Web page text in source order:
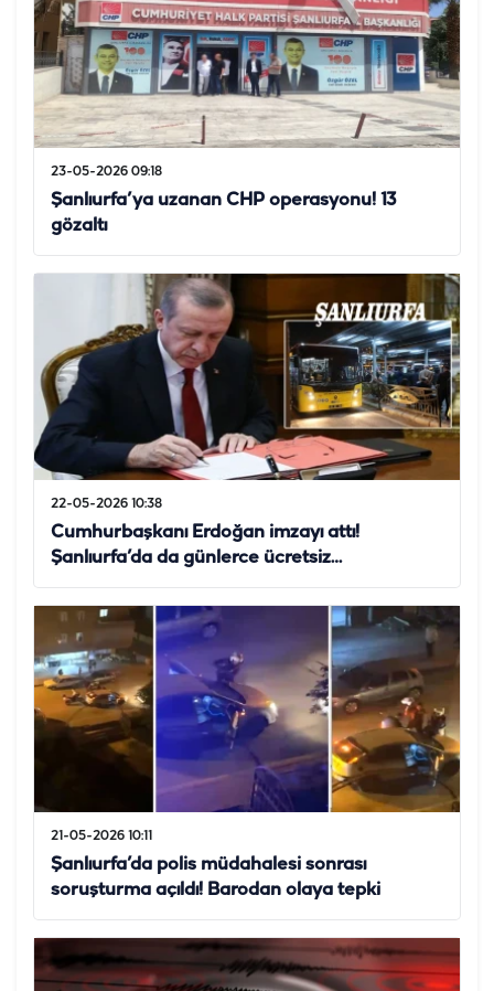
23-05-2026 09:18
Şanlıurfa’ya uzanan CHP operasyonu! 13
gözaltı
22-05-2026 10:38
Cumhurbaşkanı Erdoğan imzayı attı!
Şanlıurfa’da da günlerce ücretsiz…
21-05-2026 10:11
Şanlıurfa’da polis müdahalesi sonrası
soruşturma açıldı! Barodan olaya tepki